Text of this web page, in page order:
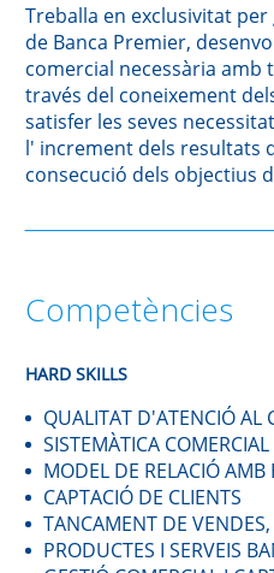
Treballa en exclusivitat
de Banca Premier,
comercial necessària amb
través del coneixement
satisfer les seves
l' increment dels resultats
consecució dels objectius
Competències
HARD SKILLS
QUALITAT D'ATENCIÓ AL
SISTEMÀTICA COMERCIAL
MODEL DE RELACIÓ AMB
CAPTACIÓ DE CLIENTS
TANCAMENT DE
PRODUCTES I SERVEIS